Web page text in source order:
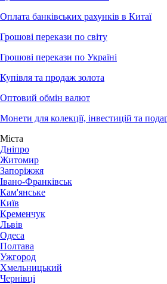
Оплата банківських рахунків в Китаї
Грошові перекази по світу
Грошові перекази по Україні
Купівля та продаж золота
Оптовий обмін валют
Монети для колекції, інвестицій та
Міста
Дніпро
Житомир
Запоріжжя
Івано-Франківськ
Кам'янське
Київ
Кременчук
Львів
Одеса
Полтава
Ужгород
Хмельницький
Чернівці